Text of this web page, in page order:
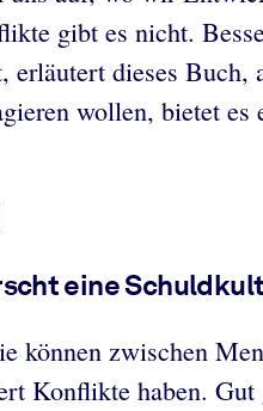
gibt es nicht.
erläutert dieses
wollen, bietet
eine
können zwischen
Konflikte haben.